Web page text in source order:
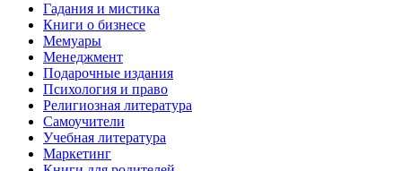
Гадания и мистика
Книги о бизнесе
Мемуары
Менеджмент
Подарочные издания
Психология и право
Религиозная литература
Самоучители
Учебная литература
Маркетинг